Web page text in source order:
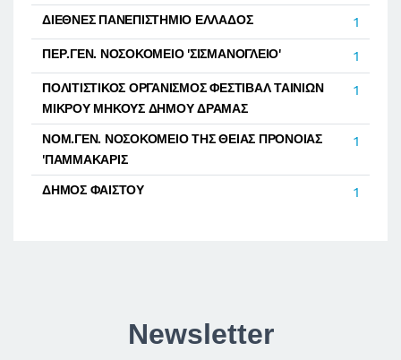
ΔΙΕΘΝΕΣ ΠΑΝΕΠΙΣΤΗΜΙΟ ΕΛΛΑΔΟΣ 1
ΠΕΡ.ΓΕΝ. ΝΟΣΟΚΟΜΕΙΟ 'ΣΙΣΜΑΝΟΓΛΕΙΟ' 1
ΠΟΛΙΤΙΣΤΙΚΟΣ ΟΡΓΑΝΙΣΜΟΣ ΦΕΣΤΙΒΑΛ ΤΑΙΝΙΩΝ
ΜΙΚΡΟΥ ΜΗΚΟΥΣ ΔΗΜΟΥ ΔΡΑΜΑΣ
1
ΝΟΜ.ΓΕΝ. ΝΟΣΟΚΟΜΕΙΟ ΤΗΣ ΘΕΙΑΣ ΠΡΟΝΟΙΑΣ
'ΠΑΜΜΑΚΑΡΙΣ
1
ΔΗΜΟΣ ΦΑΙΣΤΟΥ 1